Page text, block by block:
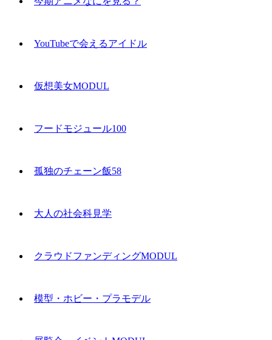
YouTubeで会えるアイドル
仮想美女MODUL
フードモジュール100
孤独のチェーン飯58
大人の社会科見学
クラウドファンディングMODUL
模型・ホビー・プラモデル